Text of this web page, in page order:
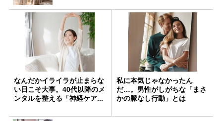
なんだかイライラが止まらな
い日こそ大事。40代以降のメ
ンタルを整える「神経ケア...
私に本気じゃなかったん
だ…。男性がしがちな「まさ
かの脈なし行動」とは